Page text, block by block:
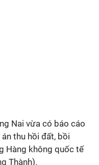
Nai vừa có báo cáo
thu hồi đất, bồi
Hàng không quốc tế
Thành).